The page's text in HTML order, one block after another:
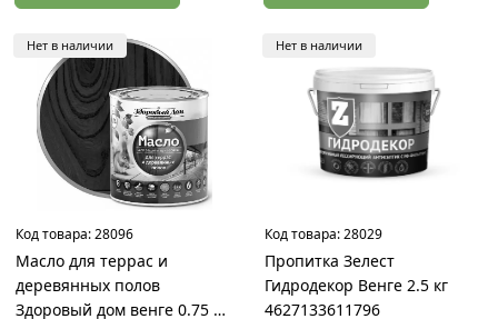
Нет в наличии
Код товара:28096
Масло для террас и
деревянных полов
Здоровый дом венге 0.75 л
Нет в наличии
Код товара:28029
Пропитка Зелест
Гидродекор Венге 2.5 кг
4627133611796